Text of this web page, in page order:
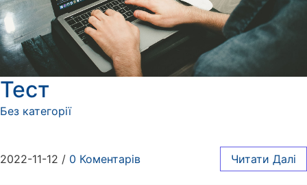
Тест
Без категорії
2022-11-12 / 0 Коментарів Читати Далі